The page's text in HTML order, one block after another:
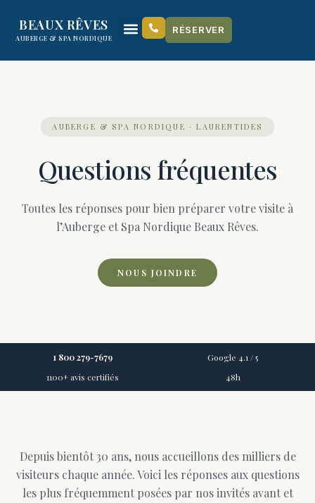
BEAUX RÊVES
AUBERGE & SPA NORDIQUE
RÉSERVER
AUBERGE & SPA NORDIQUE · LAURENTIDES
Questions fréquentes
Toutes les réponses pour bien préparer votre visite à
l’Auberge et Spa Nordique Beaux Rêves.
NOUS JOINDRE
1 800 279-7679
Google 4.1 / 5
1100+ avis certifiés
48h
Depuis bientôt 30 ans, nous accueillons des milliers de
visiteurs chaque année. Voici les réponses aux questions
les plus fréquemment posées par nos invités avant et